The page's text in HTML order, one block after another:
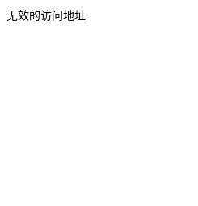
无效的访问地址